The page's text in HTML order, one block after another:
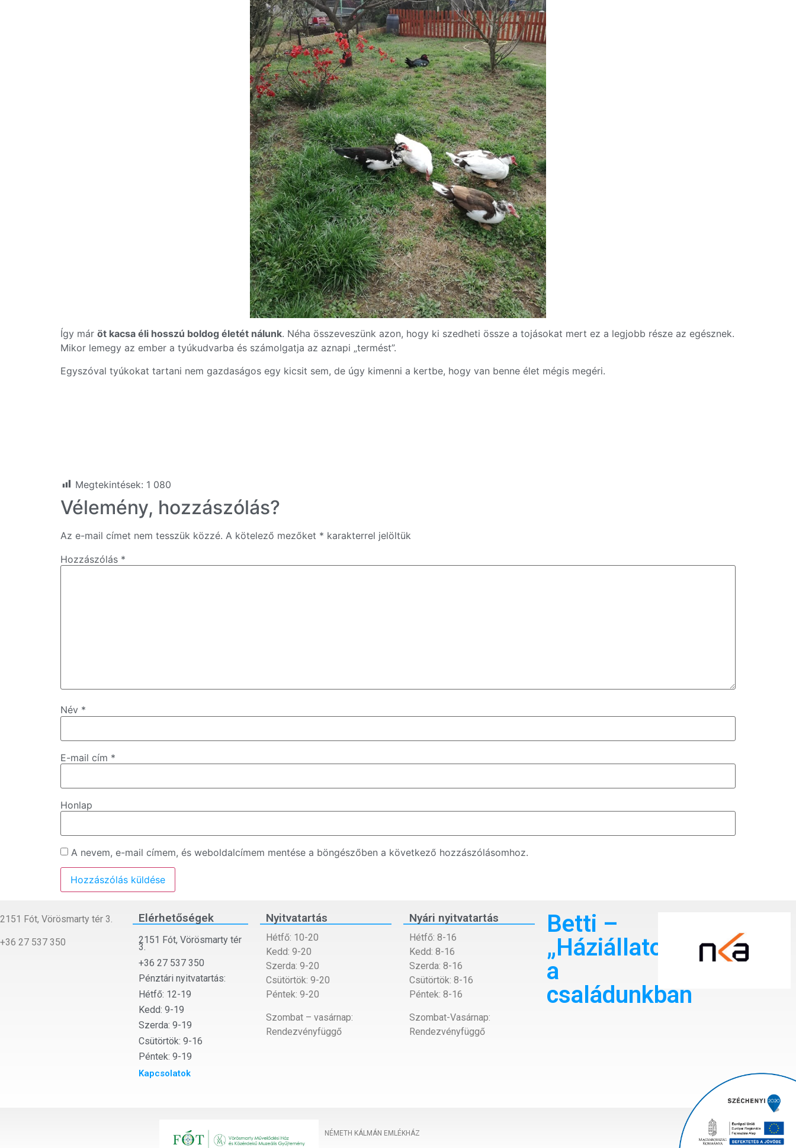
Így már öt kacsa éli hosszú boldog életét nálunk. Néha összeveszünk azon, hogy ki szedheti össze a tojásokat mert ez a legjobb része az egésznek.
Mikor lemegy az ember a tyúkudvarba és számolgatja az aznapi „termést”.
Egyszóval tyúkokat tartani nem gazdaságos egy kicsit sem, de úgy kimenni a kertbe, hogy van benne élet mégis megéri.
Megtekintések: 1 080
Vélemény, hozzászólás?
Az e-mail címet nem tesszük közzé. A kötelező mezőket * karakterrel jelöltük
Hozzászólás *
Név *
E-mail cím *
Honlap
A nevem, e-mail címem, és weboldalcímem mentése a böngészőben a következő hozzászólásomhoz.
2151 Fót, Vörösmarty tér 3.
+36 27 537 350
Elérhetőségek
2151 Fót, Vörösmarty tér
3.
+36 27 537 350
Pénztári nyitvatartás:
Hétfő: 12-19
Kedd: 9-19
Szerda: 9-19
Csütörtök: 9-16
Péntek: 9-19
Kapcsolatok
Nyitvatartás
Hétfő: 10-20
Kedd: 9-20
Szerda: 9-20
Csütörtök: 9-20
Péntek: 9-20
Szombat – vasárnap:
Rendezvényfüggő
Nyári nyitvatartás
Hétfő: 8-16
Kedd: 8-16
Szerda: 8-16
Csütörtök: 8-16
Péntek: 8-16
Szombat-Vasárnap:
Rendezvényfüggő
Betti –
„Háziállatok”
a
családunkban
NÉMETH KÁLMÁN EMLÉKHÁZ